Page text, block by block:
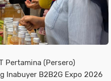
Pertamina (Persero)
Inabuyer B2B2G Expo 2026